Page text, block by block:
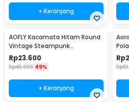
+ Keranjang
AOFLY Kacamata Hitam Round
Vintage Steampunk
Sunglasses
Rp23.600
Rp45.900 49%
+ Keranjang
Rp
Rp